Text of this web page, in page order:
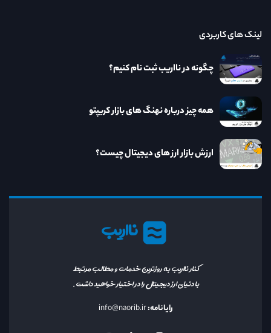
نااریب
کنار نااریب به روزترین خدمات و مطالب مرتبط
با دنیای ارز دیجیتال را در اختیار خواهید داشت.
رایانامه:info@naorib.ir
لینک های کاربردی
چگونه در نااریب ثبت نام کنیم؟
همه چیز درباره نهنگ های بازار کریپتو
ارزش بازار ارز های دیجیتال چیست؟